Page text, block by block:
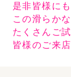
是非皆様にも
この滑らか
たくさんご
皆様のご来